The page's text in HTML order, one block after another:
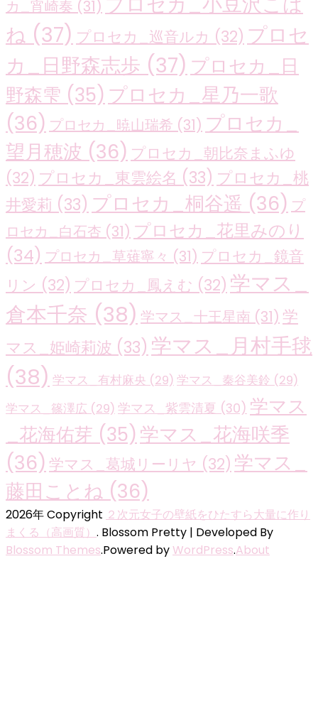
カ_宵崎奏 (31)
ね (37) プロセカ_巡音ルカ (32) プロセ
カ_日野森志歩 (37) プロセカ_日
野森雫 (35) プロセカ_星乃一歌
(36) プロセカ_暁山瑞希 (31) プロセカ_
望月穂波 (36) プロセカ_朝比奈まふゆ
(32) プロセカ_東雲絵名 (33) プロセカ_桃
井愛莉 (33) プロセカ_桐谷遥 (36) プ
ロセカ_白石杏 (31) プロセカ_花里みのり
(34) プロセカ_草薙寧々 (31) プロセカ_鏡音
リン (32) プロセカ_鳳えむ (32) 学マス_
倉本千奈 (38) 学マス_十王星南 (31) 学
マス_姫崎莉波 (33) 学マス_月村手毬
(38) 学マス_有村麻央 (29) 学マス_秦谷美鈴 (29)
学マス_篠澤広 (29) 学マス_紫雲清夏 (30) 学マス
_花海佑芽 (35) 学マス_花海咲季
(36) 学マス_葛城リーリヤ (32) 学マス_
藤田ことね (36)
2026年 Copyright ２次元女子の壁紙をひたすら大量に作り
まくる（高画質） . Blossom Pretty | Developed By
Blossom Themes.Powered byWordPress.About